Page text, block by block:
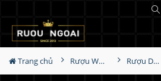
Trang chủ Rượu Whisky Rượu Douglas Laing